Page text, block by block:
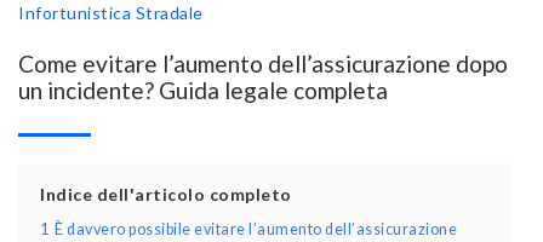
Infortunistica Stradale
Come evitare l’aumento dell’assicurazione dopo
un incidente? Guida legale completa
Indice dell'articolo completo
1
È davvero possibile evitare l’aumento dell’assicurazione